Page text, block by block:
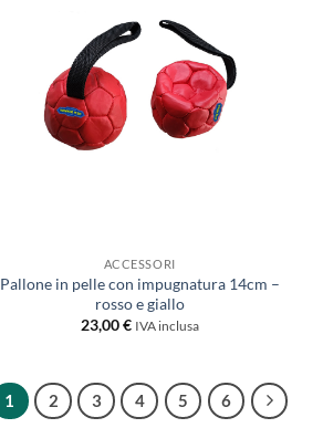
ACCESSORI
Pallone in pelle con impugnatura 14cm –
rosso e giallo
23,00€ IVA inclusa
1 2 3 4 5 6